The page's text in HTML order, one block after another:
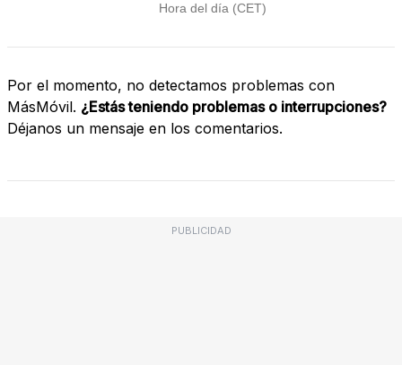
Por el momento, no detectamos problemas con
MásMóvil. ¿Estás teniendo problemas o interrupciones?
Déjanos un mensaje en los comentarios.
PUBLICIDAD